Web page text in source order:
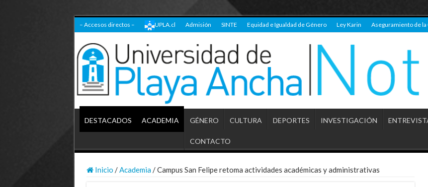
– Accesos directos – UPLA.cl Admisión SINTE Equidad e Igualdad de Género Ley Karin Aseguramiento de la
DESTACADOS ACADEMIA GÉNERO CULTURA DEPORTES INVESTIGACIÓN
CONTACTO
Inicio / Academia /Campus San Felipe retoma actividades académicas y administrativas